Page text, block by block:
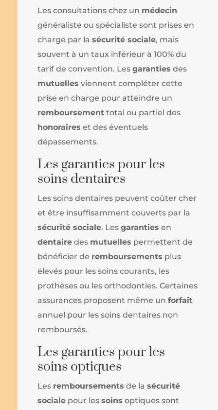
Les consultations chez un médecin
généraliste ou spécialiste sont prises en
charge par lasécurité sociale, mais
souvent à un taux inférieur à 100% du
tarif de convention. Lesgaranties des
mutuelles viennent compléter cette
prise en charge pour atteindre un
remboursement total ou partiel des
honoraires et des éventuels
dépassements.
Les garanties pour les
soins dentaires
Les soins dentaires peuvent coûter cher
et être insuffisamment couverts par la
sécurité sociale. Lesgaranties en
dentaire des mutuelles permettent de
bénéficier de remboursements plus
élevés pour les soins courants, les
prothèses ou les orthodonties. Certaines
assurances proposent même unforfait
annuel pour les soins dentaires non
remboursés.
Les garanties pour les
soins optiques
Les remboursements de lasécurité
sociale pour lessoins optiques sont